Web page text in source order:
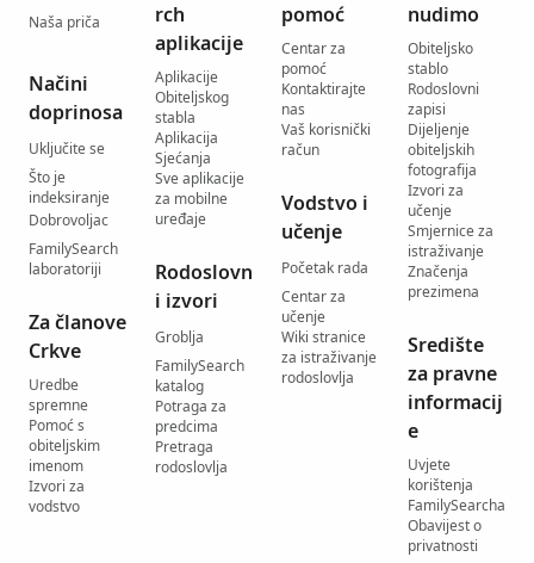
Naša priča
Načini
doprinosa
Uključite se
Što je
indeksiranje
Dobrovoljac
FamilySearch
laboratoriji
Za članove
Crkve
Uredbe
spremne
Pomoć s
obiteljskim
imenom
Izvori za
vodstvo
rch
aplikacije
Aplikacije
Obiteljskog
stabla
Aplikacija
Sjećanja
Sve aplikacije
za mobilne
uređaje
Rodoslovn
i izvori
Groblja
FamilySearch
katalog
Potraga za
predcima
Pretraga
rodoslovlja
pomoć
Centar za
pomoć
Kontaktirajte
nas
Vaš korisnički
račun
Vodstvo i
učenje
Početak rada
Centar za
učenje
Wiki stranice
za istraživanje
rodoslovlja
nudimo
Obiteljsko
stablo
Rodoslovni
zapisi
Dijeljenje
obiteljskih
fotografija
Izvori za
učenje
Smjernice za
istraživanje
Značenja
prezimena
Središte
za pravne
informacij
e
Uvjete
korištenja
FamilySearcha
Obavijest o
privatnosti